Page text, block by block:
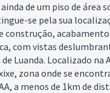
de um piso de área
se pela sua
construção,
com vistas
Luanda. Localizado na
zona onde se
a menos de 1km de